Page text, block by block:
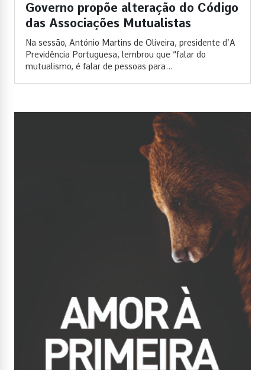
Governo propõe alteração do Código
das Associações Mutualistas
Na sessão, António Martins de Oliveira, presidente d’A
Previdência Portuguesa, lembrou que “falar do
mutualismo, é falar de pessoas para...